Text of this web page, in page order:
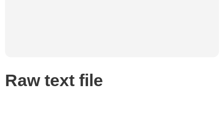
Raw text file